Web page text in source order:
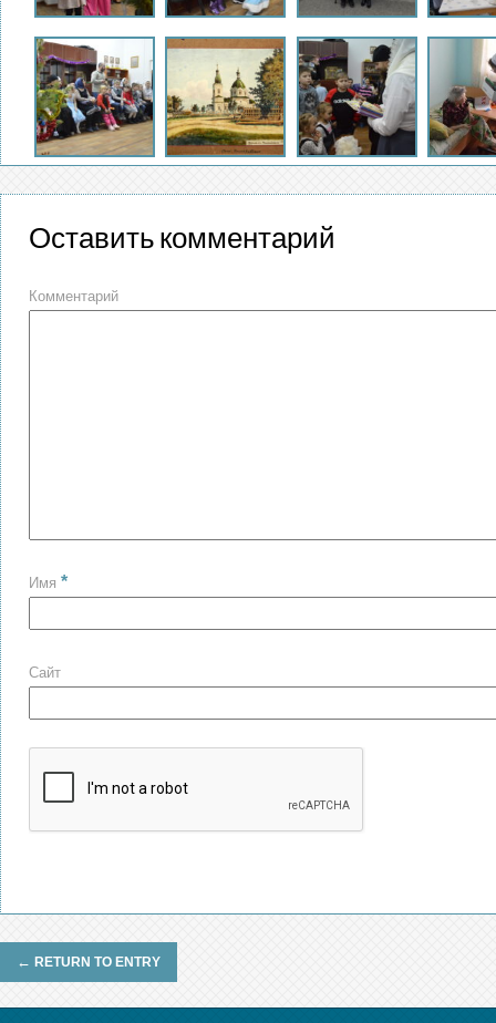
Оставить комментарий
Комментарий
Имя *
Сайт
← RETURN TO ENTRY